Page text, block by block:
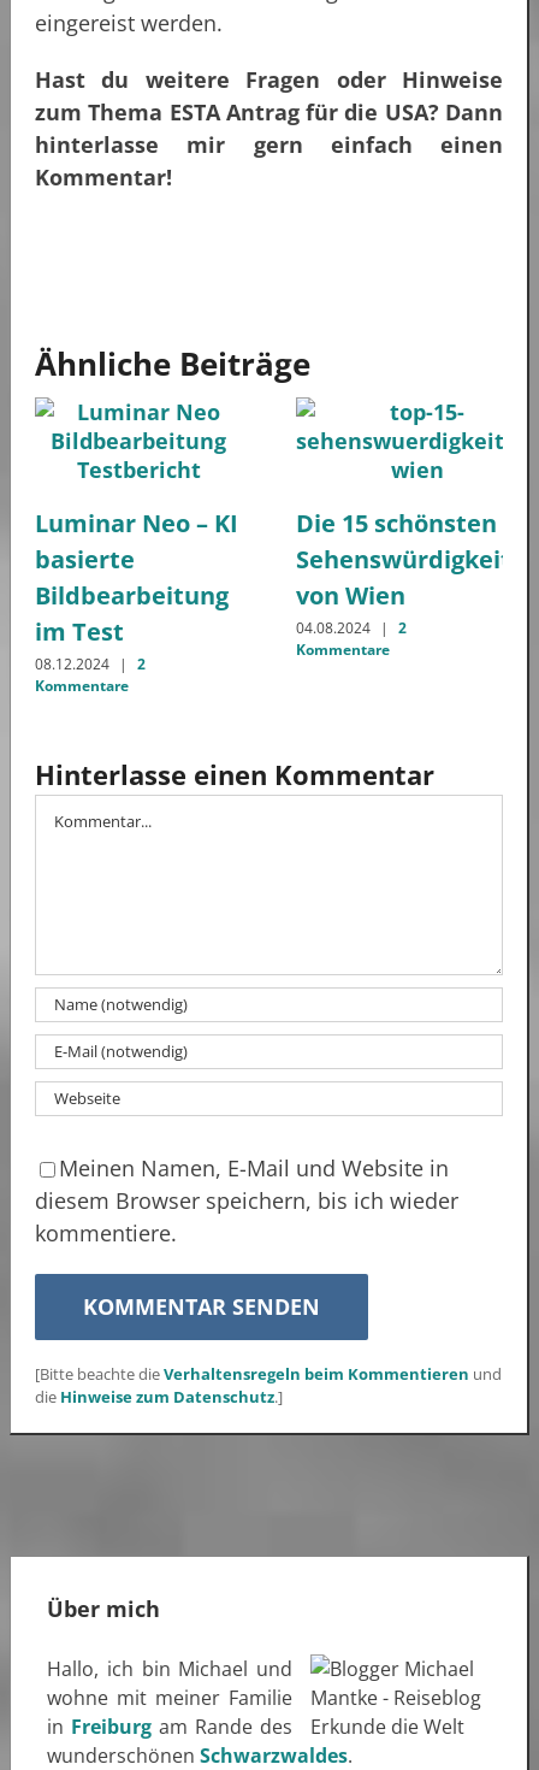
eingereist werden.
Hast du weitere Fragen oder Hinweise
zum Thema ESTA Antrag für die USA? Dann
hinterlasse mir gern einfach einen
Kommentar!
Ähnliche Beiträge
Luminar Neo – KI
basierte
Bildbearbeitung
im Test
08.12.2024 |
2
Kommentare
Die 15 schönsten
von Wien
04.08.2024 |
2
Kommentare
Hinterlasse einen Kommentar
Meinen Namen, E-Mail und Website in
diesem Browser speichern, bis ich wieder
kommentiere.
[Bitte beachte dieVerhaltensregeln beim Kommentieren und
die Hinweise zum Datenschutz.]
Über mich
Hallo, ich bin Michael und
wohne mit meiner Familie
in Freiburg am Rande des
wunderschönen Schwarzwaldes.